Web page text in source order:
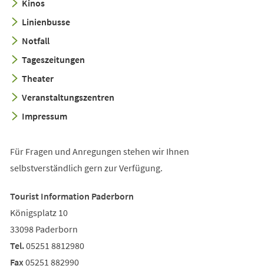
Kinos
Linienbusse
Notfall
Tageszeitungen
Theater
Veranstaltungszentren
Impressum
Für Fragen und Anregungen stehen wir Ihnen
selbstverständlich gern zur Verfügung.
Tourist Information Paderborn
Königsplatz 10
33098 Paderborn
Tel.05251 8812980
Fax05251 882990